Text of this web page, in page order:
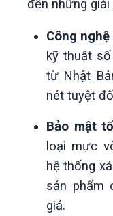
đến những
Công
kỹ thuật
từ Nhật
nét tuyệt
Bảo mật
loại mực
hệ thống
sản phẩm
giả.